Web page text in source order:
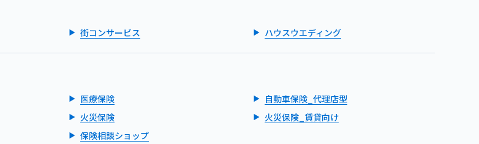
街コンサービス ハウスウエディング
医療保険
自動車保険_代理店型
火災保険
火災保険_賃貸向け
保険相談ショップ